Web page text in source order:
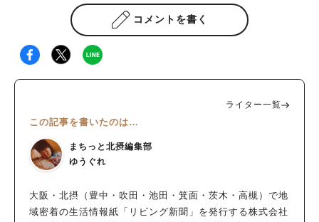
コメントを書く
ライター一覧
この記事を書いたのは…
まちっと北摂編集部
ゆうぐれ
大阪・北摂（豊中・吹田・池田・箕面・茨木・高槻）で地
域密着の生活情報紙「リビング新聞」を発行する株式会社